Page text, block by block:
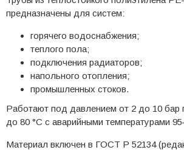
предназначены для систем:
горячего водоснабжения;
теплого пола;
подключения радиаторов;
напольного отопления;
промышленных стоков.
Работают под давлением от 2 до 10 бар
до 80 °C с аварийными температурами
Материал включен в ГОСТ Р 52134